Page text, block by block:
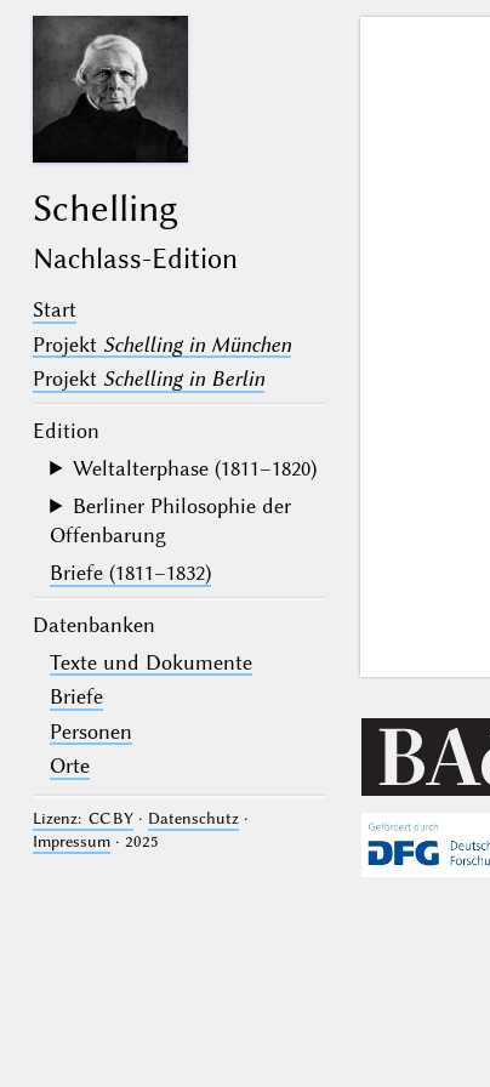
Schelling
Nachlass-Edition
Start
Projekt Schelling in München
Projekt Schelling in Berlin
Edition
Weltalterphase (1811–1820)
Berliner Philosophie der
Offenbarung
Briefe (1811–1832)
Datenbanken
Texte und Dokumente
Briefe
Personen
Orte
Lizenz: CC BY· Datenschutz·
Impressum· 2025